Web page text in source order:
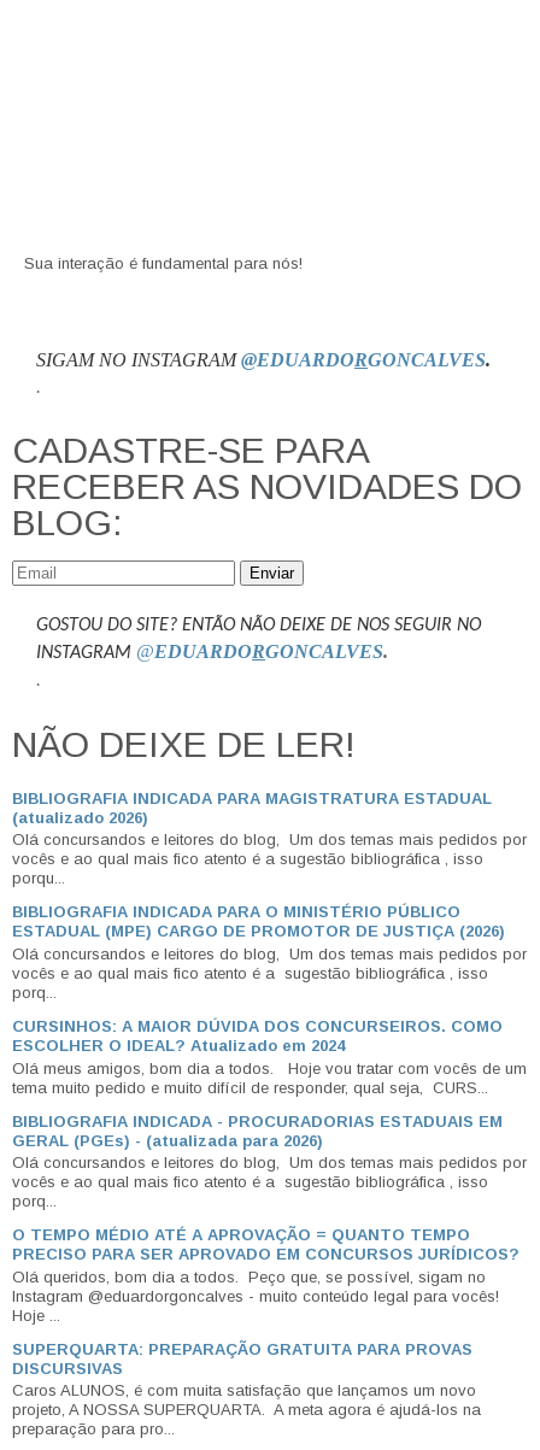
Sua interação é fundamental para nós!
SIGAM NO INSTAGRAM@EDUARDORGONCALVES.
.
CADASTRE-SE PARA
RECEBER AS NOVIDADES DO
BLOG:
Enviar
GOSTOU DO SITE? ENTÃO NÃO DEIXE DE NOS SEGUIR NO
INSTAGRAM @EDUARDORGONCALVES.
.
NÃO DEIXE DE LER!
BIBLIOGRAFIA INDICADA PARA MAGISTRATURA ESTADUAL
(atualizado 2026)
Olá concursandos e leitores do blog, Um dos temas mais pedidos por
vocês e ao qual mais fico atento é a sugestão bibliográfica , isso
porqu...
BIBLIOGRAFIA INDICADA PARA O MINISTÉRIO PÚBLICO
ESTADUAL (MPE) CARGO DE PROMOTOR DE JUSTIÇA (2026)
Olá concursandos e leitores do blog, Um dos temas mais pedidos por
vocês e ao qual mais fico atento é a sugestão bibliográfica , isso
porq...
CURSINHOS: A MAIOR DÚVIDA DOS CONCURSEIROS. COMO
ESCOLHER O IDEAL? Atualizado em 2024
Olá meus amigos, bom dia a todos. Hoje vou tratar com vocês de um
tema muito pedido e muito difícil de responder, qual seja, CURS...
BIBLIOGRAFIA INDICADA - PROCURADORIAS ESTADUAIS EM
GERAL (PGEs) - (atualizada para 2026)
Olá concursandos e leitores do blog, Um dos temas mais pedidos por
vocês e ao qual mais fico atento é a sugestão bibliográfica , isso
porq...
O TEMPO MÉDIO ATÉ A APROVAÇÃO = QUANTO TEMPO
PRECISO PARA SER APROVADO EM CONCURSOS JURÍDICOS?
Olá queridos, bom dia a todos. Peço que, se possível, sigam no
Instagram @eduardorgoncalves - muito conteúdo legal para vocês!
Hoje ...
SUPERQUARTA: PREPARAÇÃO GRATUITA PARA PROVAS
DISCURSIVAS
Caros ALUNOS, é com muita satisfação que lançamos um novo
projeto, A NOSSA SUPERQUARTA. A meta agora é ajudá-los na
preparação para pro...